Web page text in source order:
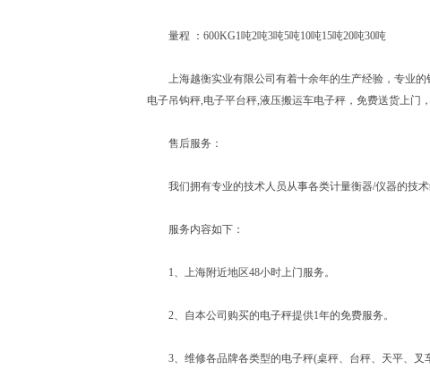
量程 ：600KG1吨2吨3吨5吨10吨15吨20吨30吨
上海越衡实业有限公司有着十余年的生产经验，专业的
电子吊钩秤,电子平台秤,液压搬运车电子秤，免费送货上门
售后服务：
我们拥有专业的技术人员从事各类计量衡器/仪器的技术
服务内容如下：
1、上海附近地区48小时上门服务。
2、自本公司购买的电子秤提供1年的免费服务。
3、维修各品牌各类型的电子秤(桌秤、台秤、天平、叉